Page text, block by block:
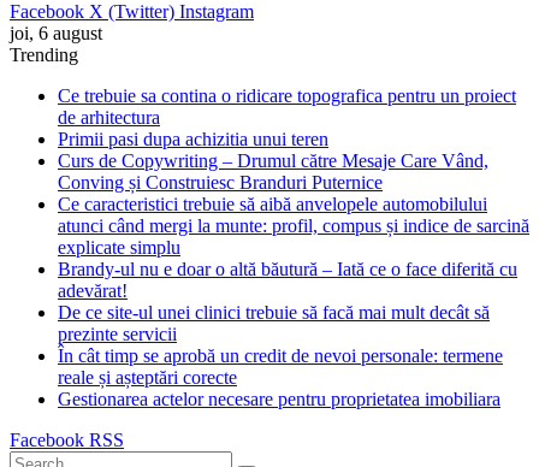
Facebook X (Twitter) Instagram
joi, 6 august
Trending
Ce trebuie sa contina o ridicare topografica pentru un proiect
de arhitectura
Primii pasi dupa achizitia unui teren
Curs de Copywriting – Drumul către Mesaje Care Vând,
Conving și Construiesc Branduri Puternice
Ce caracteristici trebuie să aibă anvelopele automobilului
atunci când mergi la munte: profil, compus și indice de sarcină
explicate simplu
Brandy-ul nu e doar o altă băutură – Iată ce o face diferită cu
adevărat!
De ce site-ul unei clinici trebuie să facă mai mult decât să
prezinte servicii
În cât timp se aprobă un credit de nevoi personale: termene
reale și așteptări corecte
Gestionarea actelor necesare pentru proprietatea imobiliara
Facebook RSS